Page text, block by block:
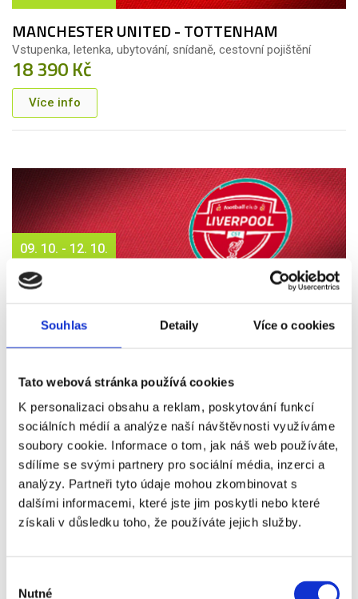
Souhlas Detaily Více o cookies
Tato webová stránka používá cookies
K personalizaci obsahu a reklam, poskytování funkcí
sociálních médií a analýze naší návštěvnosti využíváme
soubory cookie. Informace o tom, jak náš web používáte,
sdílíme se svými partnery pro sociální média, inzerci a
analýzy. Partneři tyto údaje mohou zkombinovat s
dalšími informacemi, které jste jim poskytli nebo které
získali v důsledku toho, že používáte jejich služby.
Nutné
MANCHESTER UNITED - TOTTENHAM
Vstupenka, letenka, ubytování, snídaně, cestovní pojištění
18 390 Kč
Více info
09. 10. - 12. 10.
Vstupenka, letenka, ubytování, snídaně, cestovní pojištění
27 990 Kč
Více info
10. 10. - 12. 10.